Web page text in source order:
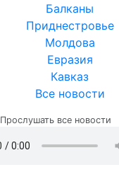
Балканы
Приднестровье
Молдова
Евразия
Кавказ
Все новости
Прослушать все новости